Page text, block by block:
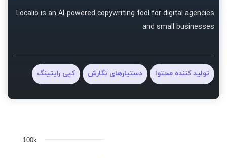
Localio is an AI-powered copywriting tool for digital agencies
and small businesses
تولید کننده محتوا دستیارهای نگارش کپی رایتینگ
100k